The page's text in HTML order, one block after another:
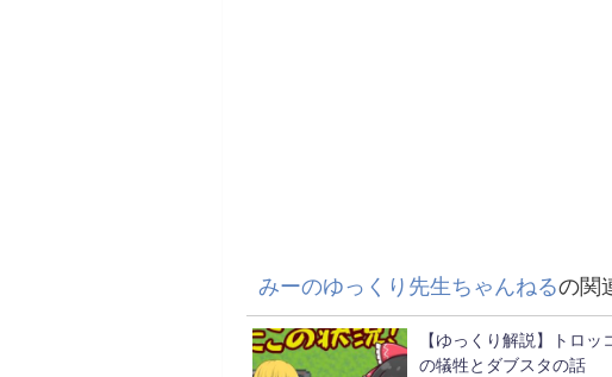
みーのゆっくり先生ちゃんねるの関
【ゆっくり解説】トロッ
の犠牲とダブスタの話